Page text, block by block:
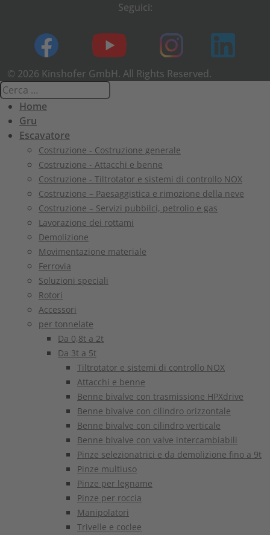
Seguici:
© 2026 Kinshofer GmbH. All Rights Reserved.
Home
Gru
Escavatore
Costruzione - Costruzione generale
Costruzione - Attacchi e benne
Costruzione - Tiltrotator e sistemi di controllo NOX
Costruzione – Paesaggistica e rimozione della neve
Costruzione – Servizi pubbilci, petrolio e gas
Lavorazione dei rottami
Demolizione
Movimentazione materiale
Ferrovia
Soluzioni speciali
Rotori
Accessori
per tonnelate
Da 0,8t a 2t
Da 3t a 5t
Tiltrotator e sistemi di controllo NOX
Attacchi e benne
Benne bivalve con trasmissione HPXdrive
Benne bivalve con cilindro orizzontale
Benne bivalve con cilindro verticale
Benne bivalve con valve intercambiabili
Pinze selezionatrici e da demolizione fino a 9t
Pinze multiuso
Pinze per legname
Pinze per roccia
Manipolatori
Trivelle e coclee